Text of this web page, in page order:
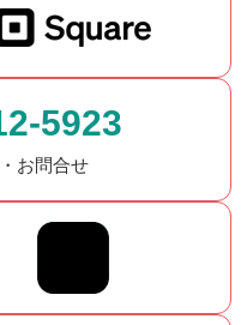
5923
お問合せ